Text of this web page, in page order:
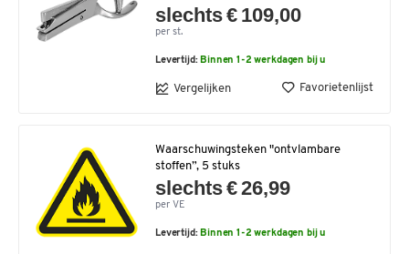
slechts € 109,00
per st.
Levertijd: Binnen 1-2 werkdagen bij u
Vergelijken Favorietenlijst
Waarschuwingsteken "ontvlambare
stoffen”, 5 stuks
slechts € 26,99
per VE
Levertijd: Binnen 1-2 werkdagen bij u